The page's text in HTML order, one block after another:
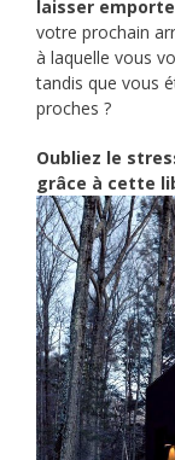
laisser
votre prochain
à laquelle vous
tandis que vous
proches ?
Oubliez le
grâce à cette